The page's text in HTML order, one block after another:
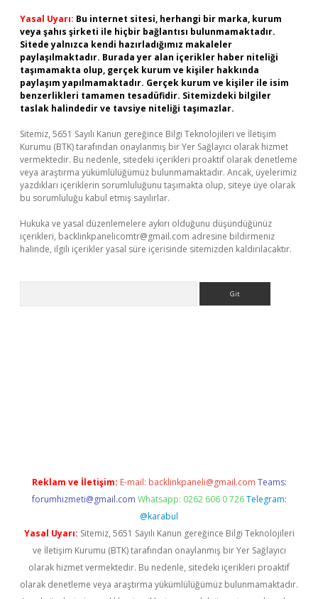
Yasal Uyarı: Bu internet sitesi, herhangi bir marka, kurum
veya şahıs şirketi ile hiçbir bağlantısı bulunmamaktadır.
Sitede yalnızca kendi hazırladığımız makaleler
paylaşılmaktadır. Burada yer alan içerikler haber niteliği
taşımamakta olup, gerçek kurum ve kişiler hakkında
paylaşım yapılmamaktadır. Gerçek kurum ve kişiler ile isim
benzerlikleri tamamen tesadüfidir. Sitemizdeki bilgiler
taslak halindedir ve tavsiye niteliği taşımazlar.
Sitemiz, 5651 Sayılı Kanun gereğince Bilgi Teknolojileri ve İletişim
Kurumu (BTK) tarafından onaylanmış bir Yer Sağlayıcı olarak hizmet
vermektedir. Bu nedenle, sitedeki içerikleri proaktif olarak denetleme
veya araştırma yükümlülüğümüz bulunmamaktadır. Ancak, üyelerimiz
yazdıkları içeriklerin sorumluluğunu taşımakta olup, siteye üye olarak
bu sorumluluğu kabul etmiş sayılırlar.
Hukuka ve yasal düzenlemelere aykırı olduğunu düşündüğünüz
içerikleri, backlinkpanelicomtr@gmail.com adresine bildirmeniz
halinde, ilgili içerikler yasal süre içerisinde sitemizden kaldırılacaktır.
Reklam ve İletişim: E-mail: backlinkpaneli@gmail.com Teams:
forumhizmeti@gmail.com Whatsapp: 0262 606 0 726 Telegram:
@karabul
Yasal Uyarı: Sitemiz, 5651 Sayılı Kanun gereğince Bilgi Teknolojileri
ve İletişim Kurumu (BTK) tarafından onaylanmış bir Yer Sağlayıcı
olarak hizmet vermektedir. Bu nedenle, sitedeki içerikleri proaktif
olarak denetleme veya araştırma yükümlülüğümüz bulunmamaktadır.